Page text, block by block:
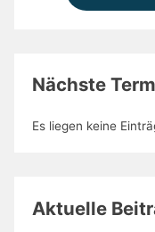
Nächste
Es liegen keine
Aktuelle